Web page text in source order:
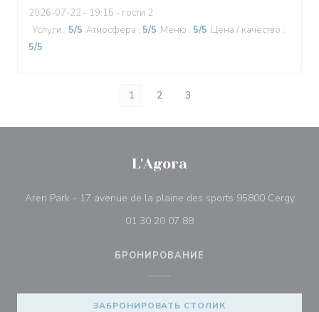
2026-07-22 - 19:15 - гости 2
Услуги : 5/5 Атмосфера : 5/5 Меню : 5/5 Цена / качество :
5/5
1 2 3
L'Agora
Aren Park - 17 avenue de la plaine des sports 95800 Cergy
01 30 20 07 88
БРОНИРОВАНИЕ
ЗАБРОНИРОВАТЬ СТОЛИК